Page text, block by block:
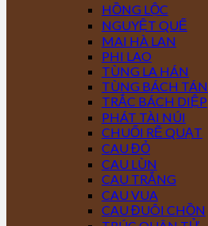
HỒNG LỘC
NGUYỆT QUẾ
MAI HÀ LAN
PHI LAO
TÙNG LA HÁN
TÙNG BÁCH TÁN
TRẮC BÁCH DIỆP
PHÁT TÀI NÚI
CHUỐI RẼ QUẠT
CAU ĐỎ
CAU LÙN
CAU TRẮNG
CAU VUA
CAU ĐUÔI CHỒN